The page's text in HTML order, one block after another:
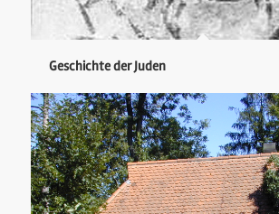
Geschichte der Juden